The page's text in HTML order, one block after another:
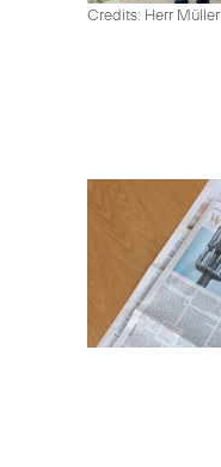
Credits: Herr Müller